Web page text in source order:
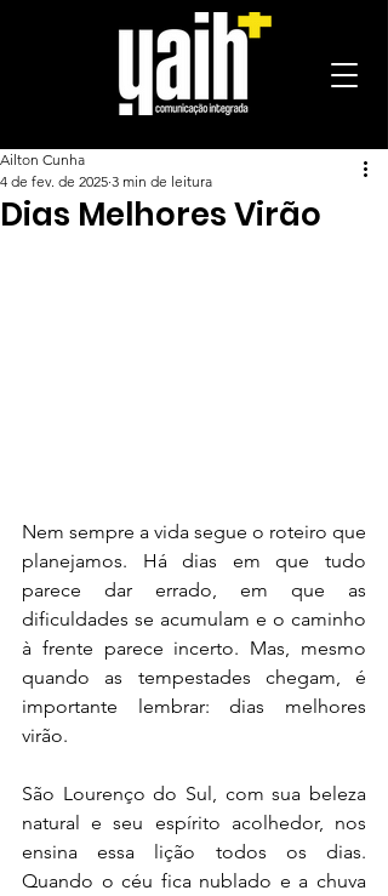
Dias Melhores Virão
Ailton Cunha
4 de fev. de 2025 3 min de leitura
Nem sempre a vida segue o roteiro que
planejamos. Há dias em que tudo
parece dar errado, em que as
dificuldades se acumulam e o caminho
à frente parece incerto. Mas, mesmo
quando as tempestades chegam, é
importante lembrar: dias melhores
virão.
São Lourenço do Sul, com sua beleza
natural e seu espírito acolhedor, nos
ensina essa lição todos os dias.
Quando o céu fica nublado e a chuva